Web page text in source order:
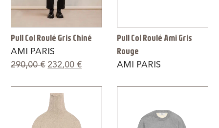
Pull Col Roulé Gris Chiné
AMI PARIS
290,00€ 232,00 €
Pull Col Roulé Ami Gris
Rouge
AMI PARIS